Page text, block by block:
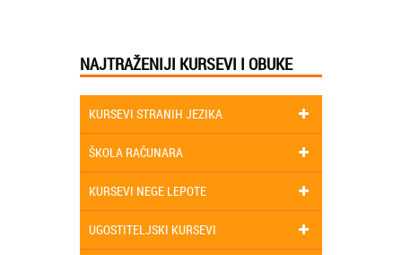
NAJTRAŽENIJI KURSEVI I OBUKE
KURSEVI STRANIH JEZIKA
ŠKOLA RAČUNARA
KURSEVI NEGE LEPOTE
UGOSTITELJSKI KURSEVI